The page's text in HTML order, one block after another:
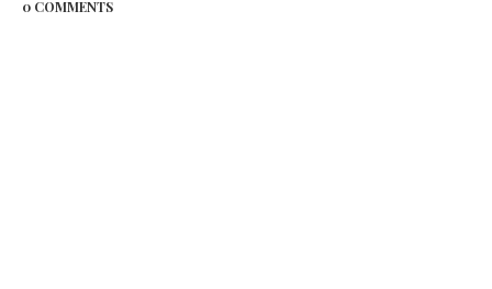
0 COMMENTS